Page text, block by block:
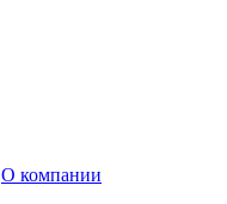
О компании